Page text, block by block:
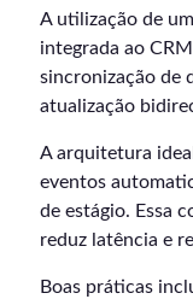
A utilização de
integrada ao
sincronização de
atualização
A arquitetura
eventos
de estágio. Essa
reduz latência e
Boas práticas